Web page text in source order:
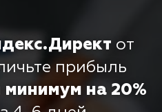
от
прибыль
минимум на 20%